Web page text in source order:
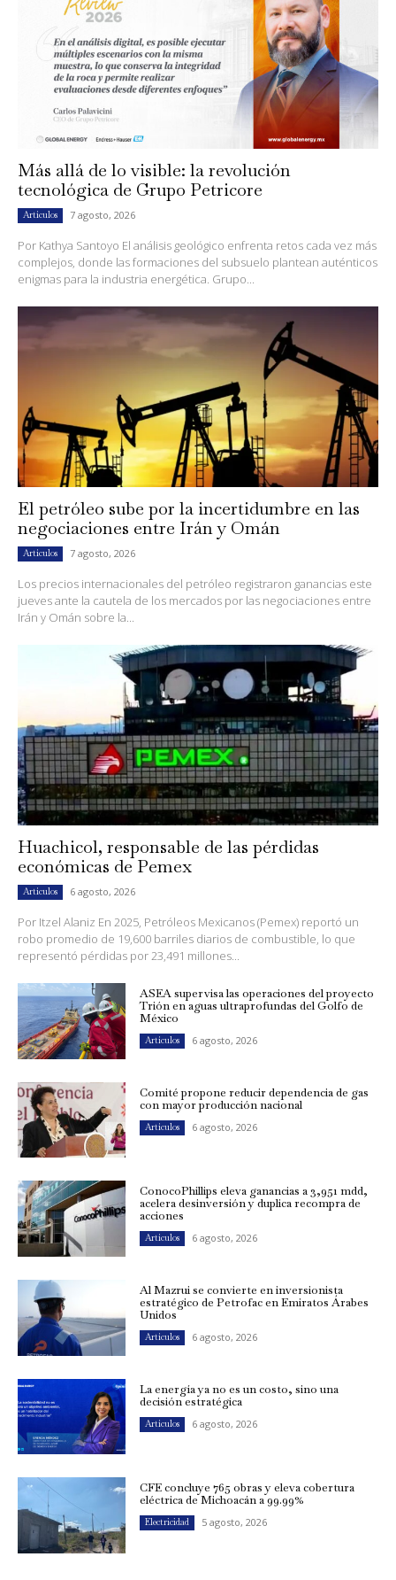
Más allá de lo visible: la revolución
tecnológica de Grupo Petricore
Artículos 7 agosto, 2026
Por Kathya Santoyo El análisis geológico enfrenta retos cada vez más
complejos, donde las formaciones del subsuelo plantean auténticos
enigmas para la industria energética. Grupo...
El petróleo sube por la incertidumbre en las
negociaciones entre Irán y Omán
Artículos 7 agosto, 2026
Los precios internacionales del petróleo registraron ganancias este
jueves ante la cautela de los mercados por las negociaciones entre
Irán y Omán sobre la...
Huachicol, responsable de las pérdidas
económicas de Pemex
Artículos 6 agosto, 2026
Por Itzel Alaniz En 2025, Petróleos Mexicanos (Pemex) reportó un
robo promedio de 19,600 barriles diarios de combustible, lo que
representó pérdidas por 23,491 millones...
ASEA supervisa las operaciones del proyecto
Trión en aguas ultraprofundas del Golfo de
México
Artículos 6 agosto, 2026
Comité propone reducir dependencia de gas
con mayor producción nacional
Artículos 6 agosto, 2026
ConocoPhillips eleva ganancias a 3,951 mdd,
acelera desinversión y duplica recompra de
acciones
Artículos 6 agosto, 2026
Al Mazrui se convierte en inversionista
estratégico de Petrofac en Emiratos Árabes
Unidos
Artículos 6 agosto, 2026
La energía ya no es un costo, sino una
decisión estratégica
Artículos 6 agosto, 2026
CFE concluye 765 obras y eleva cobertura
eléctrica de Michoacán a 99.99%
Electricidad 5 agosto, 2026